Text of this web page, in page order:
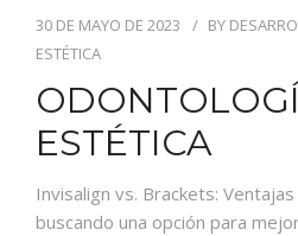
30 DE MAYO DE 2023 BY
ESTÉTICA
ESTÉTICA
Invisalign vs. Brackets:
buscando una opción para